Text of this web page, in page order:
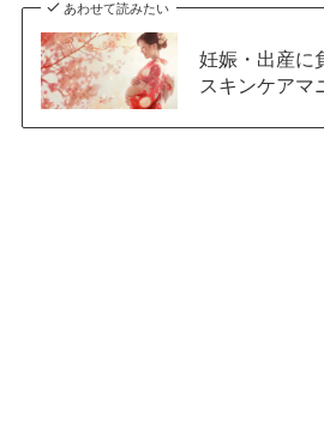
あわせて読みたい
妊娠・出産に
スキンケアマ